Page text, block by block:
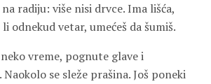
radiju: više nisi drvce. Ima lišća,
odnekud vetar, umećeš da šumiš.
vreme, pognute glave i
se sleže prašina. Još poneki